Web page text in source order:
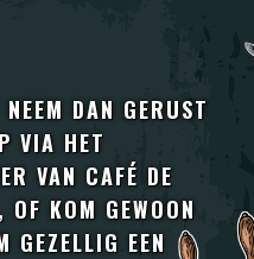
DAN GERUST
VIA HET
VAN CAFÉ DE
KOM GEWOON
GEZELLIG EEN